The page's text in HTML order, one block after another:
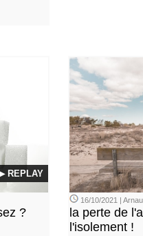
REPLAY
?
16/10/2021 |
la perte de
l'isolement !